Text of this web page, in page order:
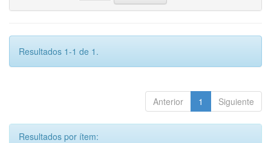
Resultados 1-1 de 1.
Anterior 1 Siguiente
Resultados por ítem: